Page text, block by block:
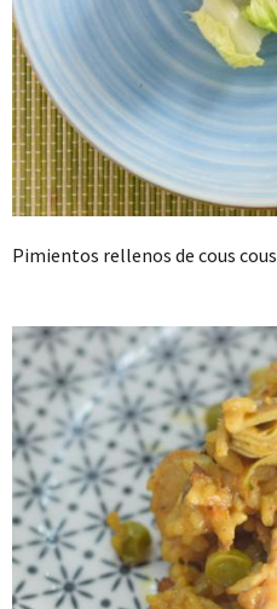
Pimientos rellenos de cous cous